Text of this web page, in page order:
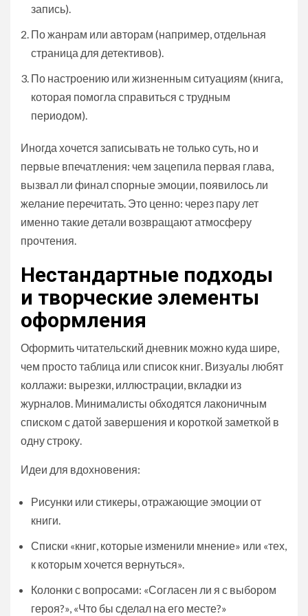
запись).
По жанрам или авторам (например, отдельная
страница для детективов).
По настроению или жизненным ситуациям (книга,
которая помогла справиться с трудным
периодом).
Иногда хочется записывать не только суть, но и
первые впечатления: чем зацепила первая глава,
вызвал ли финал спорные эмоции, появилось ли
желание перечитать. Это ценно: через пару лет
именно такие детали возвращают атмосферу
прочтения.
Нестандартные подходы
и творческие элементы
оформления
Оформить читательский дневник можно куда шире,
чем просто таблица или список книг. Визуалы любят
коллажи: вырезки, иллюстрации, вкладки из
журналов. Минималисты обходятся лаконичным
списком с датой завершения и короткой заметкой в
одну строку.
Идеи для вдохновения:
Рисунки или стикеры, отражающие эмоции от
книги.
Списки «книг, которые изменили мнение» или «тех,
к которым хочется вернуться».
Колонки с вопросами: «Согласен ли я с выбором
героя?», «Что бы сделал на его месте?»